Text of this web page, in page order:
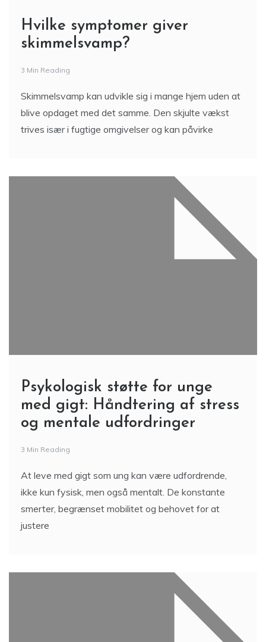
Hvilke symptomer giver
skimmelsvamp?
3 Min Reading
Skimmelsvamp kan udvikle sig i mange hjem uden at
blive opdaget med det samme. Den skjulte vækst
trives især i fugtige omgivelser og kan påvirke
Psykologisk støtte for unge
med gigt: Håndtering af stress
og mentale udfordringer
3 Min Reading
At leve med gigt som ung kan være udfordrende,
ikke kun fysisk, men også mentalt. De konstante
smerter, begrænset mobilitet og behovet for at
justere